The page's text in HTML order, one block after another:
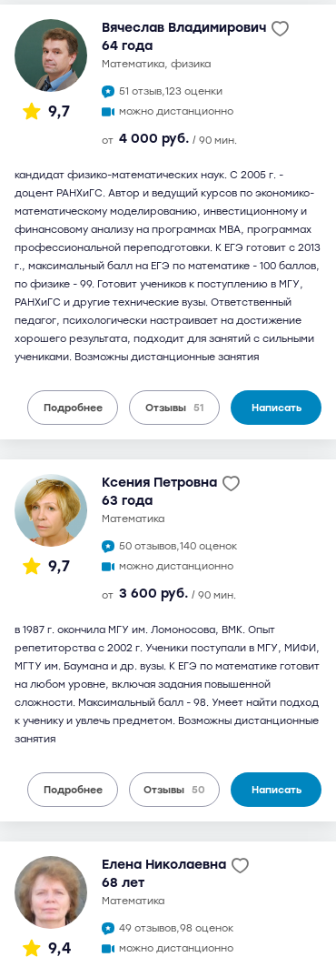
9,7
Вячеслав Владимирович
64 года
математика, физика
51 отзыв,123 оценки
можно дистанционно
от 4 000 руб. / 90 мин.
кандидат физико-математических наук. С 2005 г. -
доцент РАНХиГС. Автор и ведущий курсов по экономико-
математическому моделированию, инвестиционному и
финансовому анализу на программах МВА, программах
профессиональной переподготовки. К ЕГЭ готовит с 2013
г., максимальный балл на ЕГЭ по математике - 100 баллов,
по физике - 99. Готовит учеников к поступлению в МГУ,
РАНХиГС и другие технические вузы. Ответственный
педагог, психологически настраивает на достижение
хорошего результата, подходит для занятий с сильными
учениками. Возможны дистанционные занятия
Подробнее Отзывы 51 Написать
9,7
Ксения Петровна
63 года
математика
50 отзывов,140 оценок
можно дистанционно
от 3 600 руб. / 90 мин.
в 1987 г. окончила МГУ им. Ломоносова, ВМК. Опыт
репетиторства с 2002 г. Ученики поступали в МГУ, МИФИ,
МГТУ им. Баумана и др. вузы. К ЕГЭ по математике готовит
на любом уровне, включая задания повышенной
сложности. Максимальный балл - 98. Умеет найти подход
к ученику и увлечь предметом. Возможны дистанционные
занятия
Подробнее Отзывы 50 Написать
9,4
Елена Николаевна
68 лет
математика
49 отзывов,98 оценок
можно дистанционно